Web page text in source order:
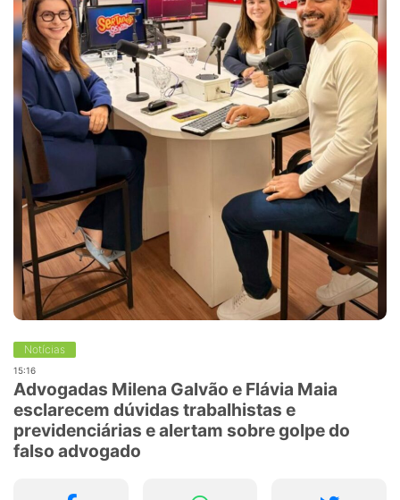
Notícias
15:16
Advogadas Milena Galvão e Flávia Maia
esclarecem dúvidas trabalhistas e
previdenciárias e alertam sobre golpe do
falso advogado